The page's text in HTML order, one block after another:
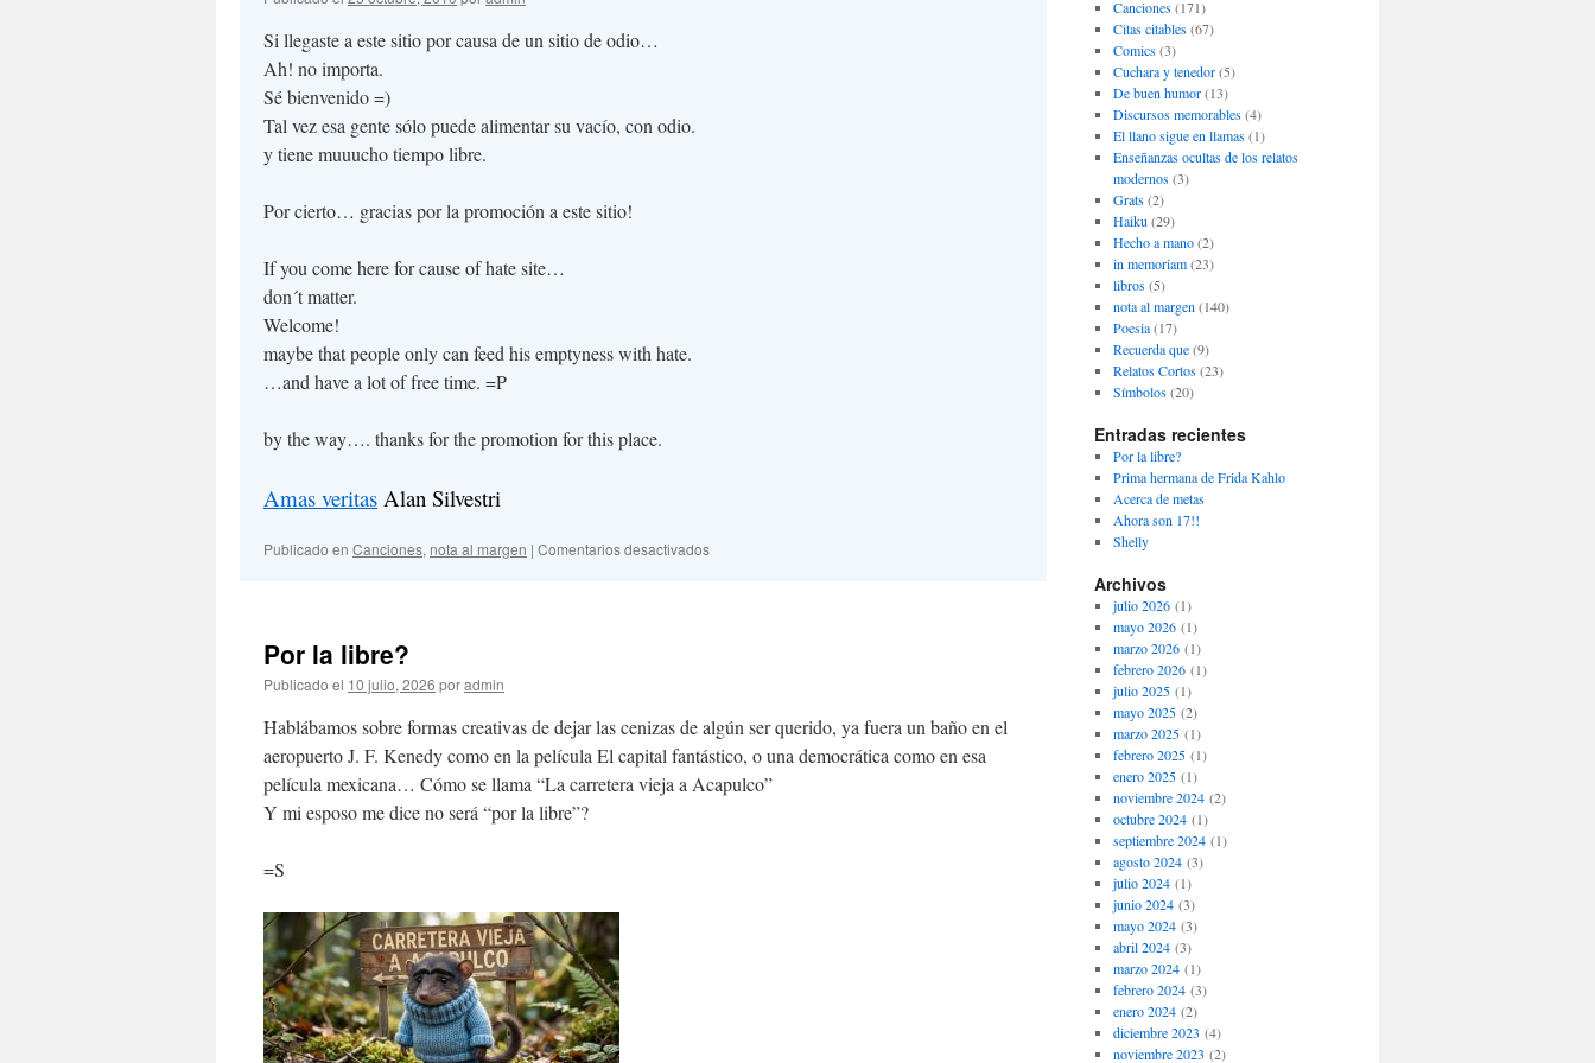
Si llegaste a este sitio por causa de un sitio de odio…
Ah! no importa.
Sé bienvenido =)
Tal vez esa gente sólo puede alimentar su vacío, con odio.
y tiene muuucho tiempo libre.
Por cierto… gracias por la promoción a este sitio!
If you come here for cause of hate site…
don´t matter.
Welcome!
maybe that people only can feed his emptyness with hate.
…and have a lot of free time. =P
by the way…. thanks for the promotion for this place.
Amas veritas Alan Silvestri
Publicado en Canciones, nota al margen | Comentarios desactivadosen
Por la libre?
Publicado el 10 julio, 2026 poradmin
Hablábamos sobre formas creativas de dejar las cenizas de algún ser querido, ya fuera un baño en el
aeropuerto J. F. Kenedy como en la película El capital fantástico, o una democrática como en esa
película mexicana… Cómo se llama “La carretera vieja a Acapulco”
Y mi esposo me dice no será “por la libre”?
=S
Canciones(171)
Citas citables(67)
Comics(3)
Cuchara y tenedor(5)
De buen humor(13)
Discursos memorables(4)
El llano sigue en llamas(1)
Enseñanzas ocultas de los relatos
modernos(3)
Grats(2)
Haiku (29)
Hecho a mano(2)
in memoriam(23)
libros(5)
nota al margen (140)
Poesia(17)
Recuerda que(9)
Relatos Cortos(23)
Símbolos(20)
Entradas recientes
Por la libre?
Prima hermana de Frida Kahlo
Acerca de metas
Ahora son 17!!
Shelly
Archivos
julio 2026(1)
mayo 2026(1)
marzo 2026(1)
febrero 2026(1)
julio 2025(1)
mayo 2025(2)
marzo 2025(1)
febrero 2025(1)
enero 2025(1)
noviembre 2024(2)
octubre 2024(1)
septiembre 2024(1)
agosto 2024(3)
julio 2024(1)
junio 2024(3)
mayo 2024(3)
abril 2024(3)
marzo 2024(1)
febrero 2024(3)
enero 2024(2)
diciembre 2023 (4)
noviembre 2023 (2)